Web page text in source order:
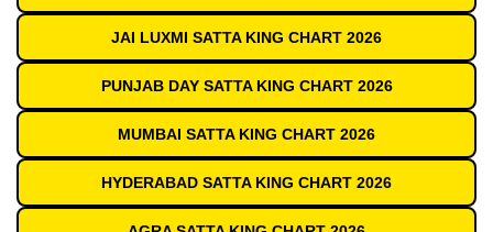
JAI LUXMI SATTA KING CHART 2026
PUNJAB DAY SATTA KING CHART 2026
MUMBAI SATTA KING CHART 2026
HYDERABAD SATTA KING CHART 2026